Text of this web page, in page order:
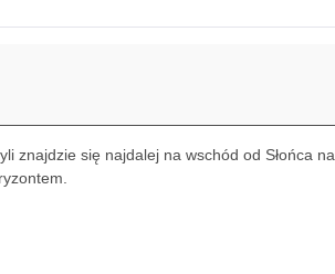
znajdzie się najdalej na wschód od Słońca na